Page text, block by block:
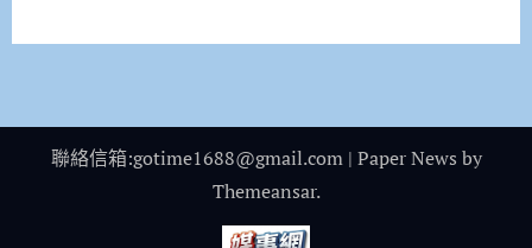
聯絡信箱:gotime1688@gmail.com | Paper News by
Themeansar.